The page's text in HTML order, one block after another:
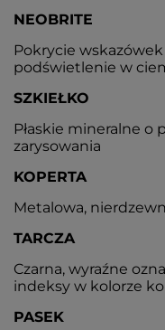
NEOBRITE
Pokrycie
podświetlenie w
SZKIEŁKO
Płaskie mineralne o
zarysowania
KOPERTA
Metalowa,
TARCZA
Czarna, wyraźne
indeksy w kolorze
PASEK